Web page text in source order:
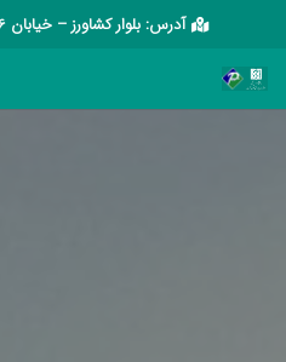
آدرس: بلوار کشاورز – خیابان 16 آذر – خیابان پور سینا – کوچه عنایت